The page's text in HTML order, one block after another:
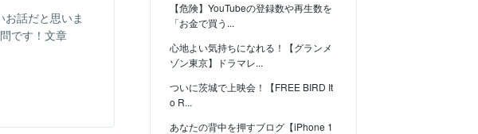
【危険】YouTubeの登録数や再生数を
「お金で買う...
心地よい気持ちになれる！【グランメ
ゾン東京】ドラマレ...
ついに茨城で上映会！【FREE BIRD It
o R...
あなたの背中を押すブログ【iPhone 1
話だと思いま
です！文章